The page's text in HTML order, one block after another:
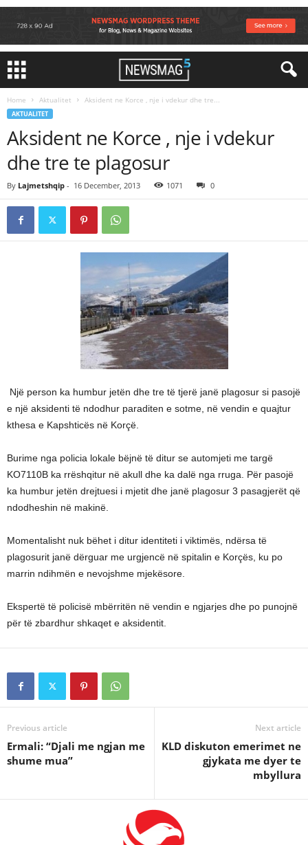
Home Aktualitet Aksident ne Korce , nje i vdekur dhe tre...
AKTUALITET
Aksident ne Korce , nje i vdekur
dhe tre te plagosur
By Lajmetshqip - 16 December, 2013 1071 0
Një person ka humbur jetën dhe tre të tjerë janë plagosur si pasojë
e një aksidenti të ndodhur paraditen e sotme, në vendin e quajtur
kthesa e Kapshticës në Korçë.
Burime nga policia lokale bëjnë të ditur se automjeti me targë
KO7110B ka rrëshqitur në akull dhe ka dalë nga rruga. Për pasojë
ka humbur jetën drejtuesi i mjetit dhe janë plagosur 3 pasagjerët që
ndodheshin në makinë.
Momentalisht nuk bëhet i ditur identiteti i viktimës, ndërsa të
plagosurit janë dërguar me urgjencë në spitalin e Korçës, ku po
marrin ndihmën e nevojshme mjekësore.
Ekspertë të policisë mbërritën në vendin e ngjarjes dhe po punojnë
për të zbardhur shkaqet e aksidentit.
Previous article
Ermali: “Djali me ngjan me
shume mua”
Next article
KLD diskuton emerimet ne
gjykata me dyer te
mbyllura